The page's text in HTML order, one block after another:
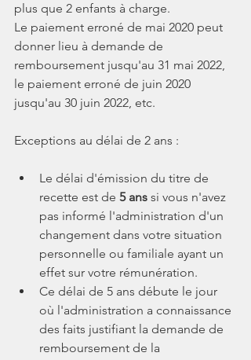
plus que 2 enfants à charge.
Le paiement erroné de mai 2020 peut
donner lieu à demande de
remboursement jusqu'au 31 mai 2022,
le paiement erroné de juin 2020
jusqu'au 30 juin 2022, etc.
Exceptions au délai de 2 ans :
Le délai d'émission du titre de
recette est de 5 ans si vous n'avez
pas informé l'administration d'un
changement dans votre situation
personnelle ou familiale ayant un
effet sur votre rémunération.
Ce délai de 5 ans débute le jour
où l'administration a connaissance
des faits justifiant la demande de
remboursement de la